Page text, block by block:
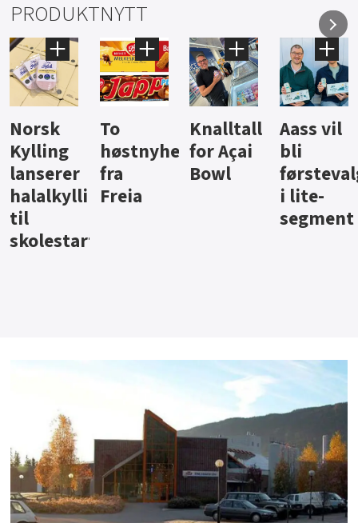
PRODUKTNYTT
Knalltall
for Açai
Bowl
Aass vil
bli
førstevalg
i lite-
Brus og
jus fra
Berentsen
Hard
iste fra
Hansa